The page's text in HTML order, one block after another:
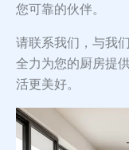
您可靠的伙伴。
请联系我们，与我
全力为您的厨房提
活更美好。